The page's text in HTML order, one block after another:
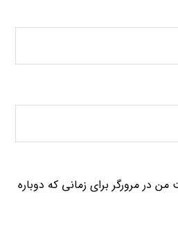
در مرورگر برای زمانی که دوباره